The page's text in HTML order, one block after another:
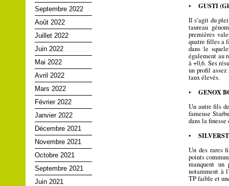
Septembre 2022
Août 2022
Juillet 2022
Juin 2022
Mai 2022
Avril 2022
Mars 2022
Février 2022
Janvier 2022
Décembre 2021
Novembre 2021
Octobre 2021
Septembre 2021
Juin 2021
•
GUSTI
Il s’agit du
taureau
premières
quatre filles a
dans le
également au
à +0,6. Ses
un profil
taux élevés.
• GENOX
Un autre fils
fameuse
dans la finesse
•
Un des rares
points
manquent un
notamment à
TP faible et